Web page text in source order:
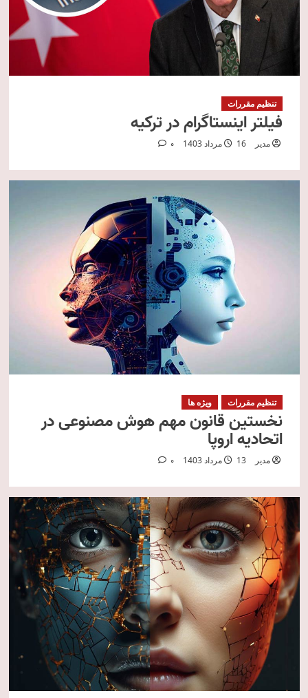
تنظیم مقررات
فیلتر اینستاگرام در ترکیه
مدیر 16 مرداد 1403 0
تنظیم مقررات ویژه ها
نخستین قانون مهم هوش مصنوعی در
اتحادیه اروپا
مدیر 13 مرداد 1403 0